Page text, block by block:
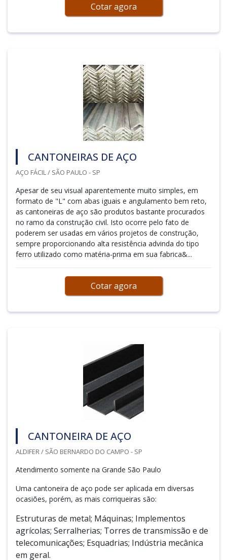
Cotar agora
CANTONEIRAS DE AÇO
AÇO FÁCIL / SÃO PAULO - SP
Apesar de seu visual aparentemente muito simples, em
formato de "L" com abas iguais e angulamento bem reto,
as cantoneiras de aço são produtos bastante procurados
no ramo da construção civil. Isto ocorre pelo fato de
poderem ser usadas em vários projetos de construção,
sempre proporcionando alta resistência advinda do tipo
ferro utilizado como matéria-prima em sua fabrica&...
Cotar agora
CANTONEIRA DE AÇO
ALDIFER / SÃO BERNARDO DO CAMPO - SP
Atendimento somente na Grande São Paulo
Uma cantoneira de aço pode ser aplicada em diversas
ocasiões, porém, as mais corriqueiras são:
Estruturas de metal; Máquinas; Implementos
agrícolas; Serralherias; Torres de transmissão e de
telecomunicações; Esquadrias; Indústria mecânica
em geral.